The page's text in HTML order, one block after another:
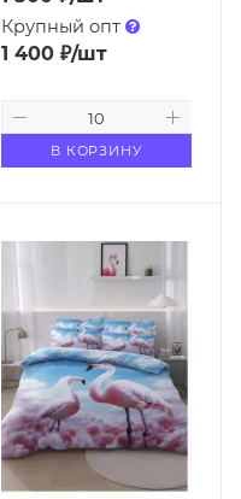
Крупный опт
1 400₽/шт
В КОРЗИНУ